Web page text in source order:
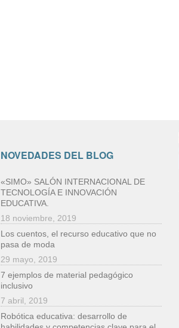
NOVEDADES DEL BLOG
«SIMO» SALÓN INTERNACIONAL DE
TECNOLOGÍA E INNOVACIÓN
EDUCATIVA.
18 noviembre, 2019
Los cuentos, el recurso educativo que no
pasa de moda
29 mayo, 2019
7 ejemplos de material pedagógico
inclusivo
7 abril, 2019
Robótica educativa: desarrollo de